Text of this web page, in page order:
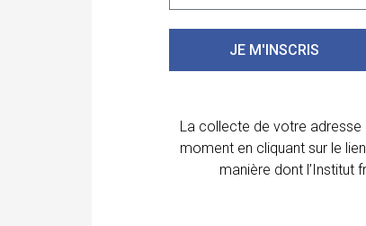
JE M'INSCRIS
La collecte de votre adresse
moment en cliquant sur le
manière dont l’Institut